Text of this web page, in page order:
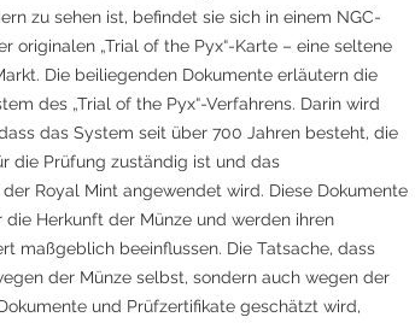
zu sehen ist, befindet sie sich in einem NGC-
originalen „Trial of the Pyx“-Karte – eine seltene
Die beiliegenden Dokumente erläutern die
des „Trial of the Pyx“-Verfahrens. Darin wird
das System seit über 700 Jahren besteht, die
die Prüfung zuständig ist und das
Royal Mint angewendet wird. Diese Dokumente
Herkunft der Münze und werden ihren
maßgeblich beeinflussen. Die Tatsache, dass
der Münze selbst, sondern auch wegen der
und Prüfzertifikate geschätzt wird,